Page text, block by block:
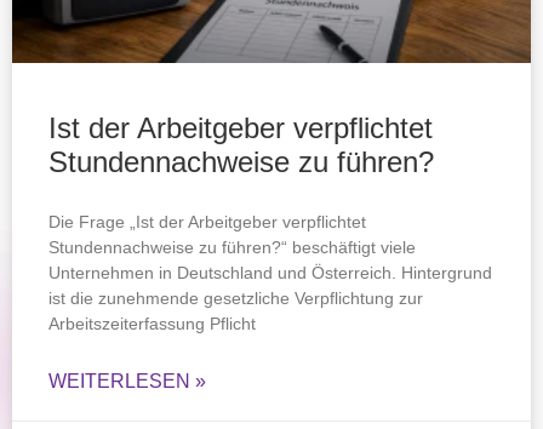
Ist der Arbeitgeber verpflichtet
Stundennachweise zu führen?
Die Frage „Ist der Arbeitgeber verpflichtet
Stundennachweise zu führen?“ beschäftigt viele
Unternehmen in Deutschland und Österreich. Hintergrund
ist die zunehmende gesetzliche Verpflichtung zur
Arbeitszeiterfassung Pflicht
WEITERLESEN »